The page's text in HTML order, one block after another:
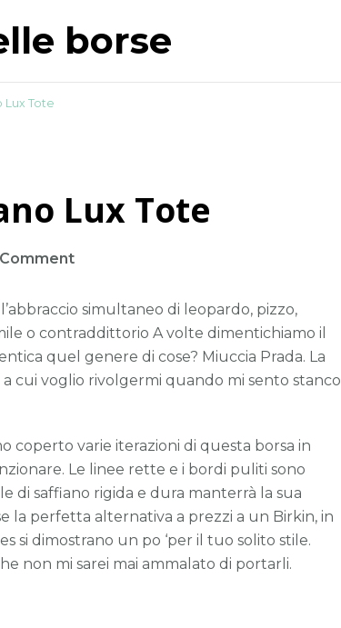
borse
Lux Tote
Lux Tote
on
lode
del
Prada
Saffiano
simultaneo di leopardo, pizzo,
o contraddittorio A volte dimentichiamo il
quel genere di cose? Miuccia Prada. La
cui voglio rivolgermi quando mi sento stanco
coperto varie iterazioni di questa borsa in
Le linee rette e i bordi puliti sono
di saffiano rigida e dura manterrà la sua
la perfetta alternativa a prezzi a un Birkin, in
si dimostrano un po ‘per il tuo solito stile.
non mi sarei mai ammalato di portarli.